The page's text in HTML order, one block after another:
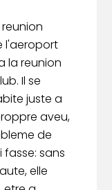
l'aeroport
la reunion
Il se
juste a
aveu,
de
fasse: sans
elle